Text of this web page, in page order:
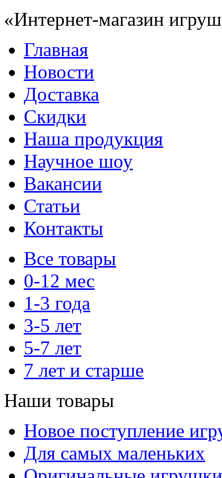
«Интернет-магазин
Главная
Новости
Доставка
Скидки
Наша продукция
Научное шоу
Вакансии
Статьи
Контакты
Все товары
0-12 мес
1-3 года
3-5 лет
5-7 лет
7 лет и старше
Наши товары
Новое поступление
Для самых маленьких